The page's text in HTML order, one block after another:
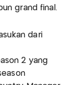
grand final.
dari
2 yang